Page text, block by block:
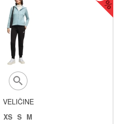
VELIČINE
XS S M